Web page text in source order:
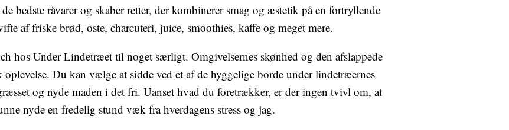
bedste råvarer og skaber retter, der kombinerer smag og æstetik på en fortryllende
af friske brød, oste, charcuteri, juice, smoothies, kaffe og meget mere.
hos Under Lindetræet til noget særligt. Omgivelsernes skønhed og den afslappede
Du kan vælge at sidde ved et af de hyggelige borde under lindetræernes
og nyde maden i det fri. Uanset hvad du foretrækker, er der ingen tvivl om, at
nyde en fredelig stund væk fra hverdagens stress og jag.